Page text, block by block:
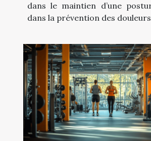
dans le maintien d’une
dans la prévention des